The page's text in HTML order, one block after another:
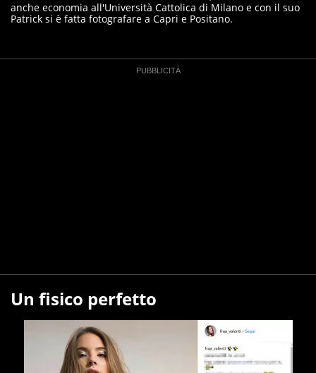
anche economia all'Università Cattolica di Milano e con il suo
Patrick si è fatta fotografare a Capri e Positano.
Un fisico perfetto